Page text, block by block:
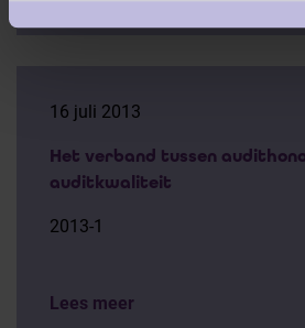
16 juli 2013
Het verband tussen
auditkwaliteit
2013-1
Lees meer